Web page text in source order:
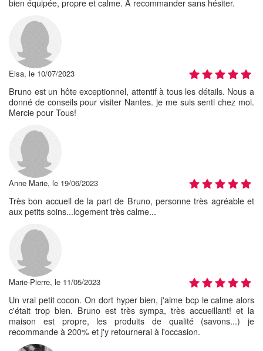
bien équipée, propre et calme. A recommander sans hésiter.
Elsa, le 10/07/2023
Bruno est un hôte exceptionnel, attentif à tous les détails. Nous a
donné de conseils pour visiter Nantes. je me suis senti chez moi.
Mercie pour Tous!
Anne Marie, le 19/06/2023
Très bon accueil de la part de Bruno, personne très agréable et
aux petits soins...logement très calme...
Marie-Pierre, le 11/05/2023
Un vrai petit cocon. On dort hyper bien, j'aime bcp le calme alors
c'était trop bien. Bruno est très sympa, très accueillant! et la
maison est propre, les produits de qualité (savons...) je
recommande à 200% et j'y retournerai à l'occasion.